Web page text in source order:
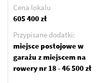
Cena lokalu
605 400 zł
Przypisane dodatki:
miejsce postojowe w
garażu z miejscem na
rowery nr 18 - 46 500 zł